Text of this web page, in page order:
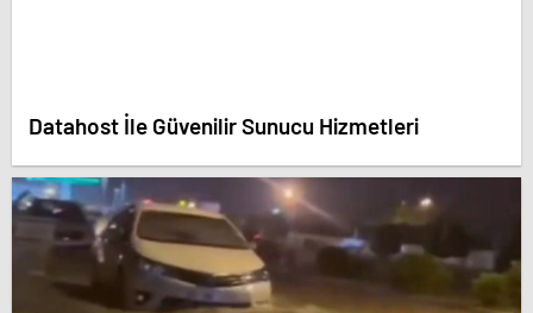
Datahost İle Güvenilir Sunucu Hizmetleri